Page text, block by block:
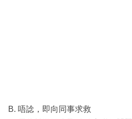
B. 唔諗，即向同事求救